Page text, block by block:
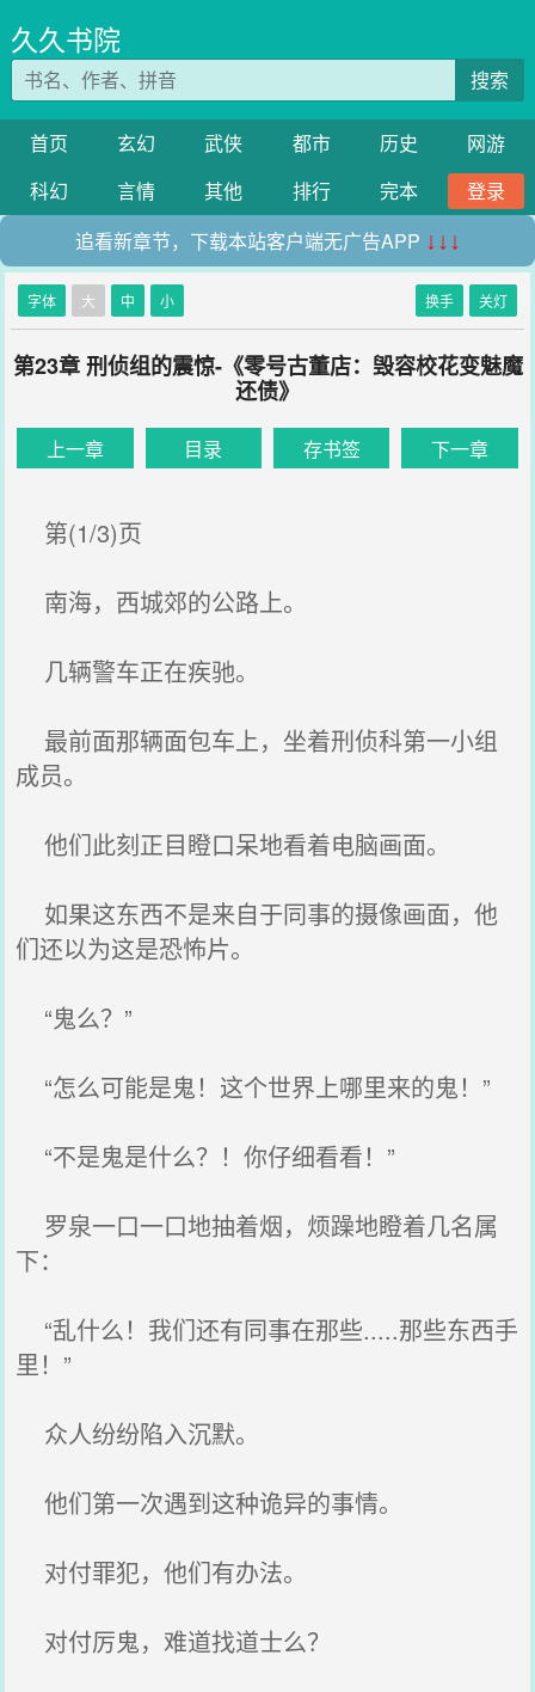
久久书院
搜索
首页 玄幻 武侠 都市 历史
网游
科幻
言情 其他 排行 完本
登录
追看新章节，下载本站客户端无广告APP ↓↓↓
字体 大 中 小 换手 关灯
第23章 刑侦组的震惊-《零号古董店：毁容校花变魅魔
还债》
上一章 目录 存书签 下一章
第(1/3)页
南海，西城郊的公路上。
几辆警车正在疾驰。
最前面那辆面包车上，坐着刑侦科第一小组
成员。
他们此刻正目瞪口呆地看着电脑画面。
如果这东西不是来自于同事的摄像画面，他
们还以为这是恐怖片。
“鬼么？”
“怎么可能是鬼！这个世界上哪里来的鬼！”
“不是鬼是什么？！你仔细看看！”
罗泉一口一口地抽着烟，烦躁地瞪着几名属
下：
“乱什么！我们还有同事在那些.....那些东西手
里！”
众人纷纷陷入沉默。
他们第一次遇到这种诡异的事情。
对付罪犯，他们有办法。
对付厉鬼，难道找道士么？